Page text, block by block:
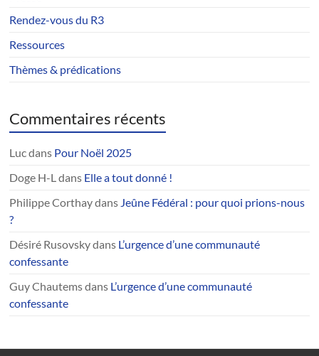
Rendez-vous du R3
Ressources
Thèmes & prédications
Commentaires récents
Lucdans Pour Noël 2025
Doge H-Ldans Elle a tout donné !
Philippe Corthaydans Jeûne Fédéral : pour quoi prions-nous
?
Désiré Rusovskydans L’urgence d’une communauté
confessante
Guy Chautemsdans L’urgence d’une communauté
confessante